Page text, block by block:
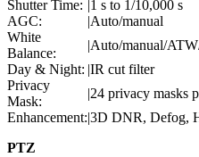
Shutter Time: |1 s to 1/10,000 s
AGC:
|Auto/manual
White
Balance:
|Auto/manual/
Day & Night: |IR cut filter
Privacy
Mask:
|24 privacy masks
Enhancement:|3D DNR, Defog,
PTZ